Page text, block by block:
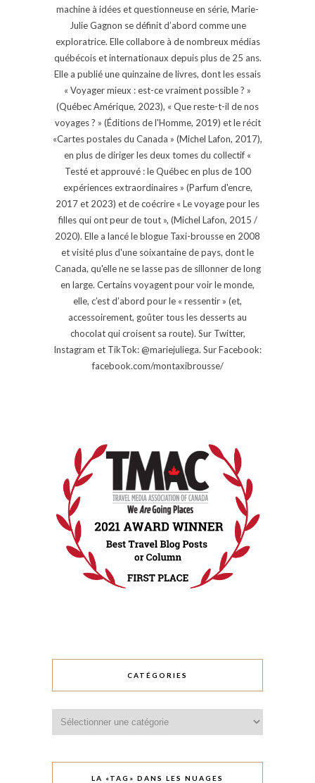
machine à idées et questionneuse en série, Marie-
Julie Gagnon se définit d’abord comme une
exploratrice. Elle collabore à de nombreux médias
québécois et internationaux depuis plus de 25 ans.
Elle a publié une quinzaine de livres, dont les essais
« Voyager mieux : est-ce vraiment possible ? »
(Québec Amérique, 2023), « Que reste-t-il de nos
voyages ? » (Éditions de l'Homme, 2019) et le récit
«Cartes postales du Canada » (Michel Lafon, 2017),
en plus de diriger les deux tomes du collectif «
Testé et approuvé : le Québec en plus de 100
expériences extraordinaires » (Parfum d'encre,
2017 et 2023) et de coécrire « Le voyage pour les
filles qui ont peur de tout », (Michel Lafon, 2015 /
2020). Elle a lancé le blogue Taxi-brousse en 2008
et visité plus d'une soixantaine de pays, dont le
Canada, qu'elle ne se lasse pas de sillonner de long
en large. Certains voyagent pour voir le monde,
elle, c’est d’abord pour le « ressentir » (et,
accessoirement, goûter tous les desserts au
chocolat qui croisent sa route). Sur Twitter,
Instagram et TikTok: @mariejuliega. Sur Facebook:
facebook.com/montaxibrousse/
CATÉGORIES
LA «TAG» DANS LES NUAGES